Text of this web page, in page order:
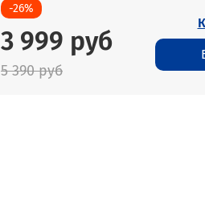
-26%
3 999 руб
5 390 руб